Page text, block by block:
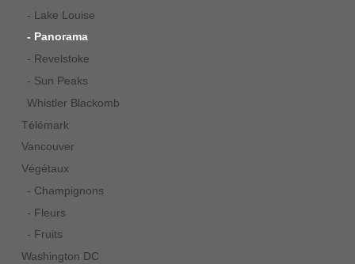
- Lake Louise
- Panorama
- Revelstoke
- Sun Peaks
Whistler Blackomb
Télémark
Vancouver
Végétaux
- Champignons
- Fleurs
- Fruits
Washington DC